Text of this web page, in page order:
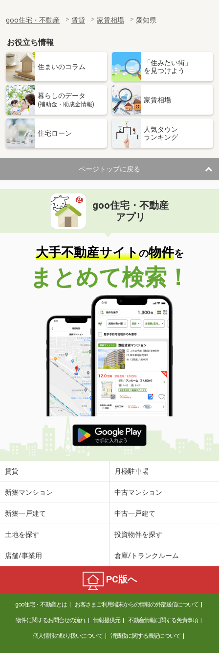
goo住宅・不動産 賃貸 家賃相場 愛知県
お役立ち情報
住まいのコラム
「住みたい街」
を見つけよう
暮らしのデータ
(補助金・助成金情報)
家賃相場
住宅ローン
人気タウン
ランキング
ページトップに戻る
goo住宅・不動産
アプリ
大手不動産サイトの物件を
まとめて検索！
賃貸 月極駐車場
新築マンション 中古マンション
新築一戸建て 中古一戸建て
土地を探す 投資物件を探す
店舗/事業用 倉庫/トランクルーム
PC版へ
goo住宅・不動産とは お客さまご利用端末からの情報の外部送信について
物件に関するお問合せの流れ 情報提供元 不動産情報に関する免責事項
個人情報の取り扱いについて 消費税に関する表記について